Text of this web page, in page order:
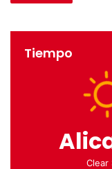
Tiempo
Clear